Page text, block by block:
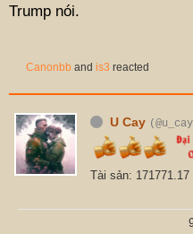
Trump nói.
Canonbb and is3 reacted
U Cay
Tài sản: 171771.17